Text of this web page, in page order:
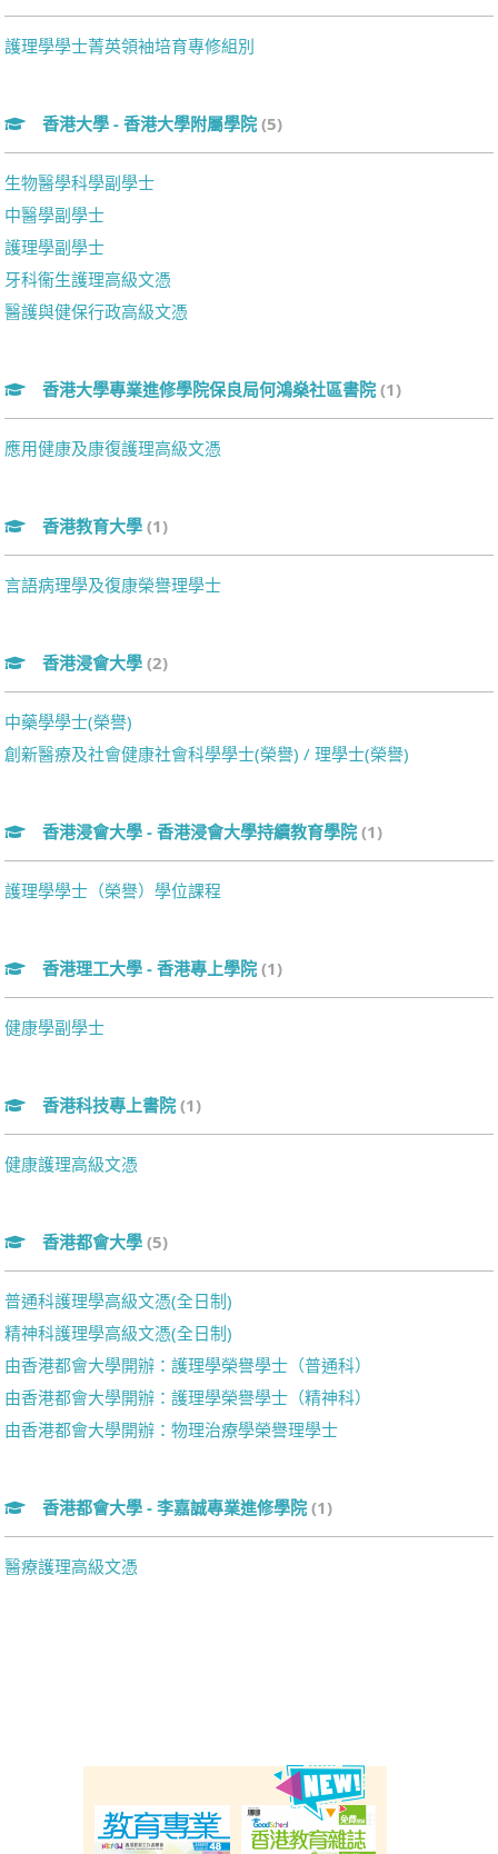
護理學學士菁英領袖培育專修組別
香港大學 - 香港大學附屬學院 (5)
生物醫學科學副學士
中醫學副學士
護理學副學士
牙科衞生護理高級文憑
醫護與健保行政高級文憑
香港大學專業進修學院保良局何鴻燊社區書院 (1)
應用健康及康復護理高級文憑
香港教育大學 (1)
言語病理學及復康榮譽理學士
香港浸會大學 (2)
中藥學學士(榮譽)
創新醫療及社會健康社會科學學士(榮譽) / 理學士(榮譽)
香港浸會大學 - 香港浸會大學持續教育學院 (1)
護理學學士（榮譽）學位課程
香港理工大學 - 香港專上學院 (1)
健康學副學士
香港科技專上書院 (1)
健康護理高級文憑
香港都會大學 (5)
普通科護理學高級文憑(全日制)
精神科護理學高級文憑(全日制)
由香港都會大學開辦：護理學榮譽學士（普通科）
由香港都會大學開辦：護理學榮譽學士（精神科）
由香港都會大學開辦：物理治療學榮譽理學士
香港都會大學 - 李嘉誠專業進修學院 (1)
醫療護理高級文憑